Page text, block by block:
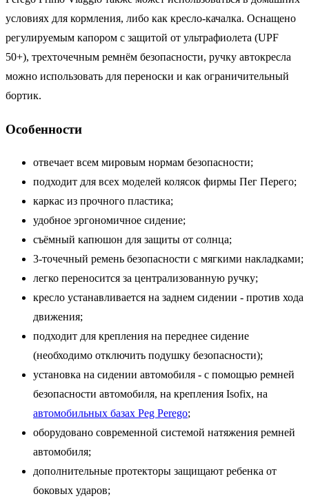
условиях для кормления, либо как кресло-качалка. Оснащено
регулируемым капором с защитой от ультрафиолета (UPF
50+), трехточечным ремнём безопасности, ручку автокресла
можно использовать для переноски и как ограничительный
бортик.
Особенности
отвечает всем мировым нормам безопасности;
подходит для всех моделей колясок фирмы Пег Перего;
каркас из прочного пластика;
удобное эргономичное сидение;
съёмный капюшон для защиты от солнца;
3-точечный ремень безопасности с мягкими накладками;
легко переносится за централизованную ручку;
кресло устанавливается на заднем сидении - против хода
движения;
подходит для крепления на переднее сидение
(необходимо отключить подушку безопасности);
установка на сидении автомобиля - с помощью ремней
безопасности автомобиля, на крепления Isofix, на
автомобильных базах Peg Perego;
оборудовано современной системой натяжения ремней
автомобиля;
дополнительные протекторы защищают ребенка от
боковых ударов;